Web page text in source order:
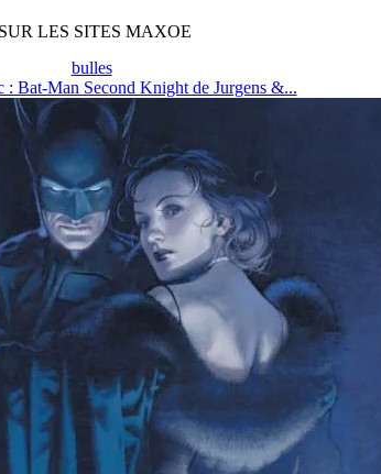
SUR LES SITES MAXOE
bulles
: Bat-Man Second Knight de Jurgens &...